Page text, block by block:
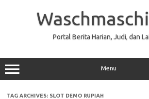
Portal Berita Harian, Judi, dan
Menu
TAG ARCHIVES: SLOT DEMO RUPIAH